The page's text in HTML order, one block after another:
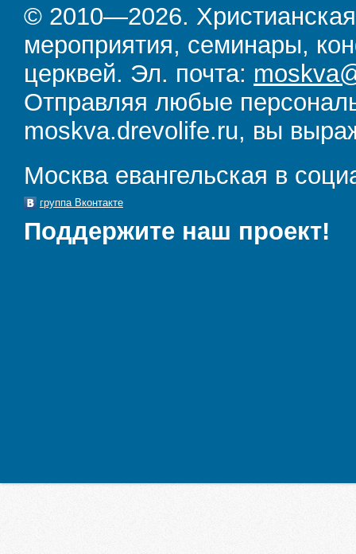
© 2010—2026.
мероприятия, семинары,
церквей. Эл. почта:
Отправляя любые
moskva.drevolife.ru, вы
Москва евангельская в
группа Вконтакте
Поддержите наш проект!